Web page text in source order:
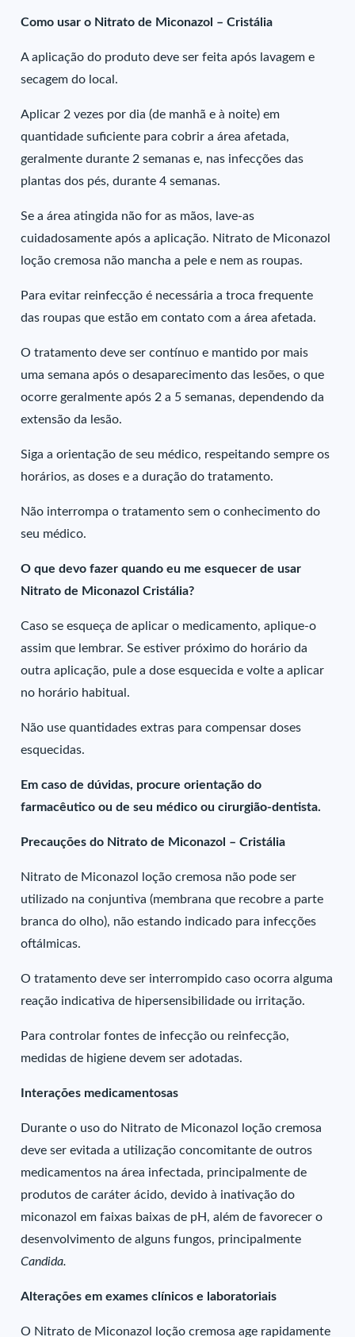
Como usar o Nitrato de Miconazol – Cristália
A aplicação do produto deve ser feita após lavagem e
secagem do local.
Aplicar 2 vezes por dia (de manhã e à noite) em
quantidade suficiente para cobrir a área afetada,
geralmente durante 2 semanas e, nas infecções das
plantas dos pés, durante 4 semanas.
Se a área atingida não for as mãos, lave-as
cuidadosamente após a aplicação. Nitrato de Miconazol
loção cremosa não mancha a pele e nem as roupas.
Para evitar reinfecção é necessária a troca frequente
das roupas que estão em contato com a área afetada.
O tratamento deve ser contínuo e mantido por mais
uma semana após o desaparecimento das lesões, o que
ocorre geralmente após 2 a 5 semanas, dependendo da
extensão da lesão.
Siga a orientação de seu médico, respeitando sempre os
horários, as doses e a duração do tratamento.
Não interrompa o tratamento sem o conhecimento do
seu médico.
O que devo fazer quando eu me esquecer de usar
Nitrato de Miconazol Cristália?
Caso se esqueça de aplicar o medicamento, aplique-o
assim que lembrar. Se estiver próximo do horário da
outra aplicação, pule a dose esquecida e volte a aplicar
no horário habitual.
Não use quantidades extras para compensar doses
esquecidas.
Em caso de dúvidas, procure orientação do
farmacêutico ou de seu médico ou cirurgião-dentista.
Precauções do Nitrato de Miconazol – Cristália
Nitrato de Miconazol loção cremosa não pode ser
utilizado na conjuntiva (membrana que recobre a parte
branca do olho), não estando indicado para infecções
oftálmicas.
O tratamento deve ser interrompido caso ocorra alguma
reação indicativa de hipersensibilidade ou irritação.
Para controlar fontes de infecção ou reinfecção,
medidas de higiene devem ser adotadas.
Interações medicamentosas
Durante o uso do Nitrato de Miconazol loção cremosa
deve ser evitada a utilização concomitante de outros
medicamentos na área infectada, principalmente de
produtos de caráter ácido, devido à inativação do
miconazol em faixas baixas de pH, além de favorecer o
desenvolvimento de alguns fungos, principalmente
Candida.
Alterações em exames clínicos e laboratoriais
O Nitrato de Miconazol loção cremosa age rapidamente